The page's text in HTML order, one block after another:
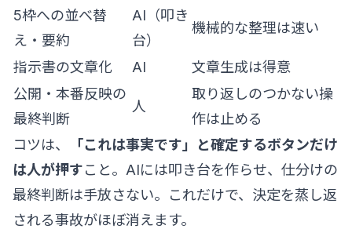
5枠への並べ替
え・要約
AI（叩き
台）
機械的な整理は速い
指示書の文章化 AI
文章生成は得意
公開・本番反映の
最終判断
人
取り返しのつかない操
作は止める
コツは、
「これは事実です」と確定するボタンだけ
は人が押すこと。AIには叩き台を作らせ、仕分けの
最終判断は手放さない。これだけで、決定を蒸し返
される事故がほぼ消えます。